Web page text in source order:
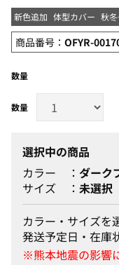
新色追加 体型カバー 秋
商品番号： OFYR-
数量
選択中の商品
カラー
ダーク
サイズ
未選択
カラー・サイズを
発送予定日・在庫